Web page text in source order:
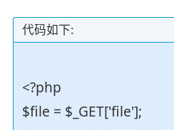
代码如下:
<?php
$file = $_GET['file'];